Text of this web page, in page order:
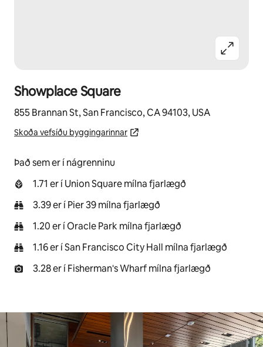
Showplace Square
855 Brannan St, San Francisco, CA 94103, USA
Skoða vefsíðu byggingarinnar
Það sem er í nágrenninu
1.71 er í Union Square mílna fjarlægð
3.39 er í Pier 39 mílna fjarlægð
1.20 er í Oracle Park mílna fjarlægð
1.16 er í San Francisco City Hall mílna fjarlægð
3.28 er í Fisherman's Wharf mílna fjarlægð